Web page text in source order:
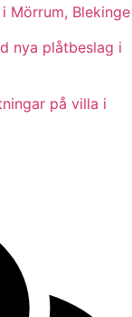
Mörrum, Blekinge
nya plåtbeslag i
på villa i